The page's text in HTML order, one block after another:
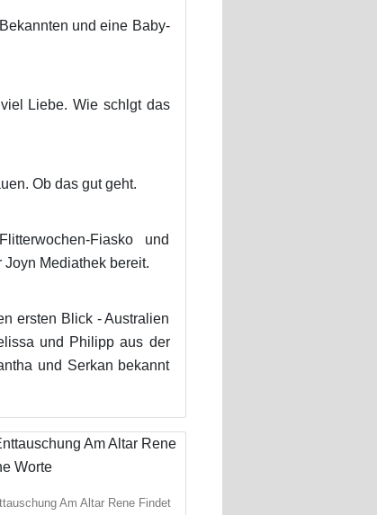
und eine Baby-
Liebe. Wie schlgt das
Ob das gut geht.
Fiasko und
Mediathek bereit.
ersten Blick - Australien
und Philipp aus der
und Serkan bekannt
Am Altar Rene Findet